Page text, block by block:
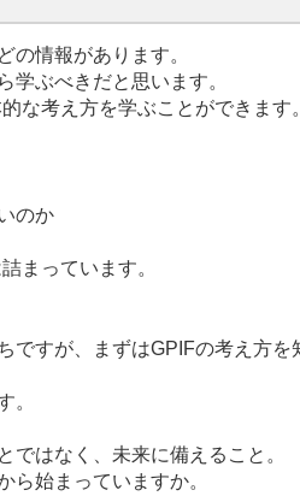
の情報があります。
学ぶべきだと思います。
な考え方を学ぶことができます。
のか
まっています。
ですが、まずはGPIFの考え方を
。
ではなく、未来に備えること。
ら始まっていますか。